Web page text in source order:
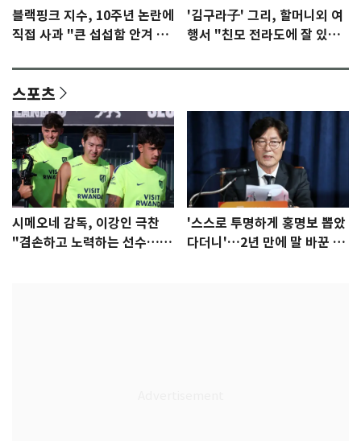
블랙핑크 지수, 10주년 논란에
직접 사과 "큰 섭섭함 안겨 미
'김구라子' 그리, 할머니외 여
행서 "친모 전라도에 잘 있
스포츠
시메오네 감독, 이강인 극찬
"겸손하고 노력하는 선수…좋
'스스로 투명하게 홍명보 뽑았
다더니'…2년 만에 말 바꾼 이